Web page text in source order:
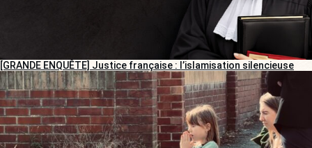
[GRANDE ENQUÊTE] Justice française : l’islamisation silencieuse